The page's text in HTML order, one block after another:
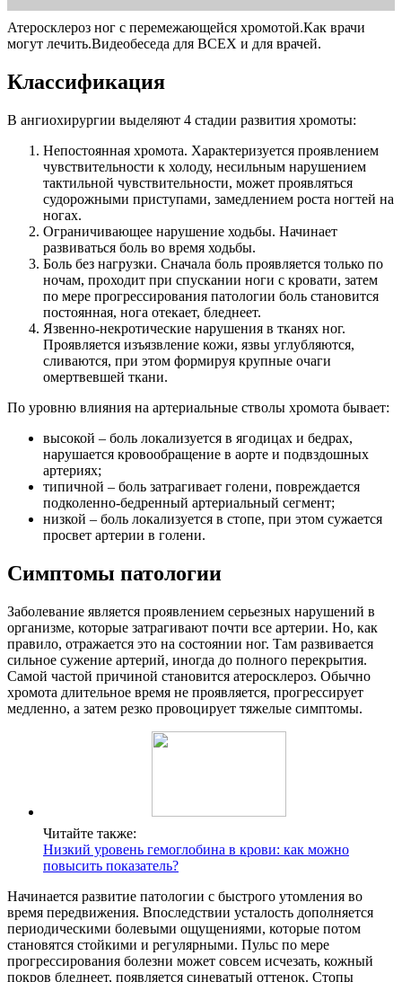
Атеросклероз ног с перемежающейся хромотой.Как врачи
могут лечить.Видеобеседа для ВСЕХ и для врачей.
Классификация
В ангиохирургии выделяют 4 стадии развития хромоты:
Непостоянная хромота. Характеризуется проявлением
чувствительности к холоду, несильным нарушением
тактильной чувствительности, может проявляться
судорожными приступами, замедлением роста ногтей на
ногах.
Ограничивающее нарушение ходьбы. Начинает
развиваться боль во время ходьбы.
Боль без нагрузки. Сначала боль проявляется только по
ночам, проходит при спускании ноги с кровати, затем
по мере прогрессирования патологии боль становится
постоянная, нога отекает, бледнеет.
Язвенно-некротические нарушения в тканях ног.
Проявляется изъязвление кожи, язвы углубляются,
сливаются, при этом формируя крупные очаги
омертвевшей ткани.
По уровню влияния на артериальные стволы хромота бывает:
высокой – боль локализуется в ягодицах и бедрах,
нарушается кровообращение в аорте и подвздошных
артериях;
типичной – боль затрагивает голени, повреждается
подколенно-бедренный артериальный сегмент;
низкой – боль локализуется в стопе, при этом сужается
просвет артерии в голени.
Симптомы патологии
Заболевание является проявлением серьезных нарушений в
организме, которые затрагивают почти все артерии. Но, как
правило, отражается это на состоянии ног. Там развивается
сильное сужение артерий, иногда до полного перекрытия.
Самой частой причиной становится атеросклероз. Обычно
хромота длительное время не проявляется, прогрессирует
медленно, а затем резко провоцирует тяжелые симптомы.
Читайте также:
Низкий уровень гемоглобина в крови: как можно
повысить показатель?
Начинается развитие патологии с быстрого утомления во
время передвижения. Впоследствии усталость дополняется
периодическими болевыми ощущениями, которые потом
становятся стойкими и регулярными. Пульс по мере
прогрессирования болезни может совсем исчезать, кожный
покров бледнеет, появляется синеватый оттенок. Стопы